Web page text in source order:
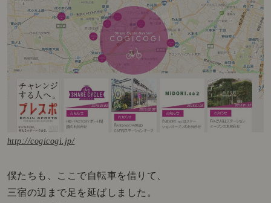
http://cogicogi.jp/
僕たちも、ここで自転車を借りて、
三宿の辺まで足を延ばしました。